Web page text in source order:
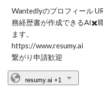
Wantedlyのプロフィール
務経歴書が作成できるAI✖️
ます。
https://www.resumy.ai
繋がり申請歓迎
resumy.ai +1